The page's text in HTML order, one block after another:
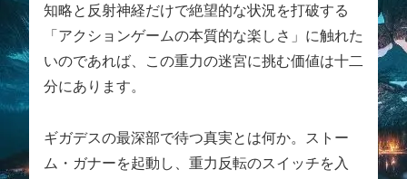
知略と反射神経だけで絶望的な状況を打破する
「アクションゲームの本質的な楽しさ」に触れた
いのであれば、この重力の迷宮に挑む価値は十二
分にあります。
ギガデスの最深部で待つ真実とは何か。ストー
ム・ガナーを起動し、重力反転のスイッチを入